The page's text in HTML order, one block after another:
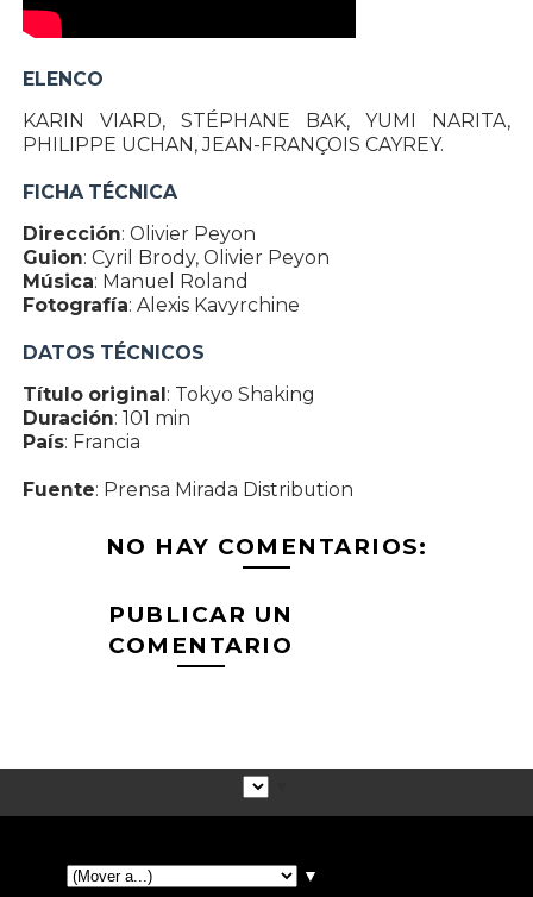
ELENCO
KARIN VIARD, STÉPHANE BAK, YUMI NARITA,
PHILIPPE UCHAN, JEAN-FRANÇOIS CAYREY.
FICHA TÉCNICA
Dirección: Olivier Peyon
Guion: Cyril Brody, Olivier Peyon
Música: Manuel Roland
Fotografía: Alexis Kavyrchine
DATOS TÉCNICOS
Título original: Tokyo Shaking
Duración: 101 min
País: Francia
Fuente: Prensa Mirada Distribution
NO HAY COMENTARIOS:
PUBLICAR UN
COMENTARIO
▼